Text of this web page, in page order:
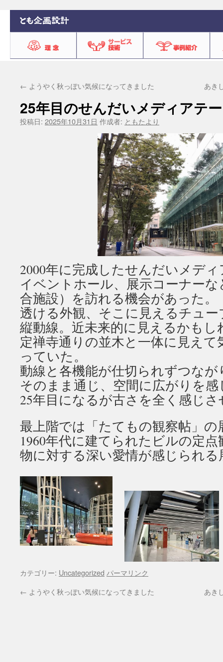
← ようやく秋っぽい気候になってきました あき
25年目のせんだいメディアテ
投稿日: 2025年10月31日 作成者: ともたより
2000年に完成したせんだいメデ
イベントホール、展示コーナー
合施設）を訪れる機会があった。
透ける外観、そこに見えるチュ
縦動線。近未来的に見えるかも
定禅寺通りの並木と一体に見え
っていた。
動線と各機能が仕切られずつな
そのまま通じ、空間に広がりを
25年目になるが古さを全く感じ
最上階では「たてもの観察帖」の
1960年代に建てられたビルの定
物に対する深い愛情が感じられ
カテゴリー: Uncategorized パーマリンク
← ようやく秋っぽい気候になってきました あき